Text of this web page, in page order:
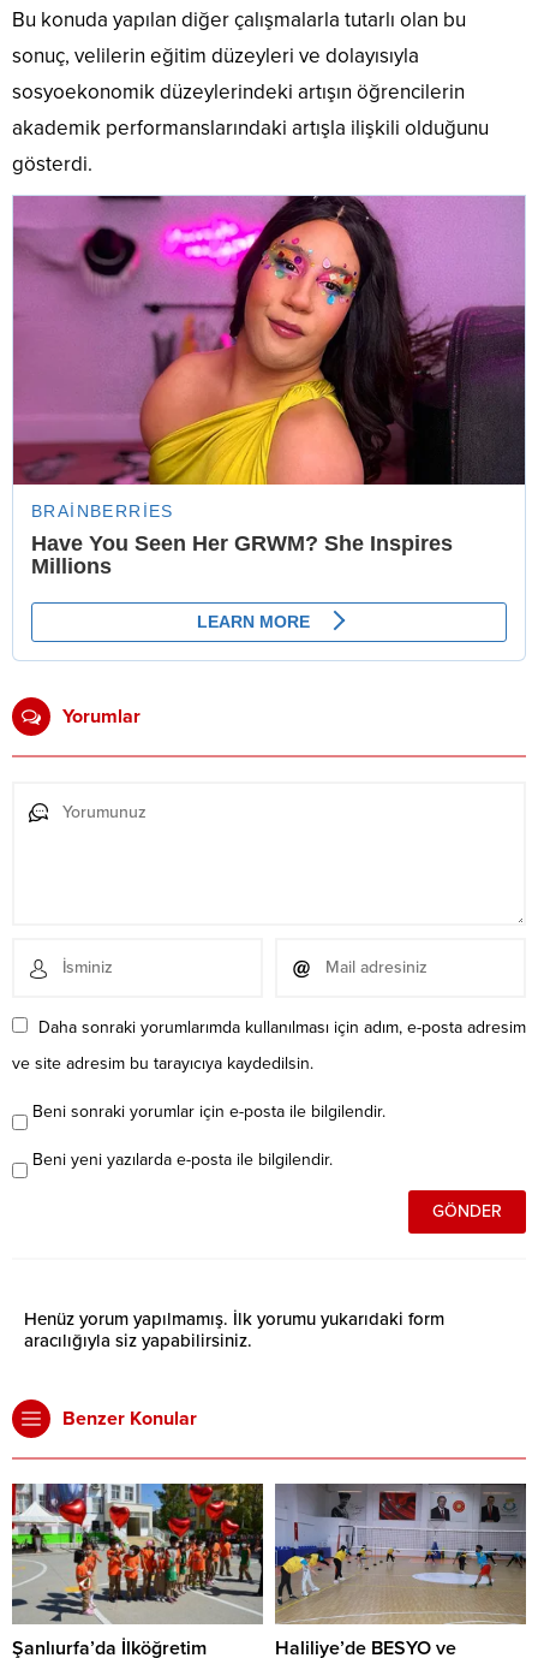
Bu konuda yapılan diğer çalışmalarla tutarlı olan bu
sonuç, velilerin eğitim düzeyleri ve dolayısıyla
sosyoekonomik düzeylerindeki artışın öğrencilerin
akademik performanslarındaki artışla ilişkili olduğunu
gösterdi.
Yorumlar
Daha sonraki yorumlarımda kullanılması için adım, e-posta adresim
ve site adresim bu tarayıcıya kaydedilsin.
Beni sonraki yorumlar için e-posta ile bilgilendir.
Beni yeni yazılarda e-posta ile bilgilendir.
Henüz yorum yapılmamış. İlk yorumu yukarıdaki form
aracılığıyla siz yapabilirsiniz.
Benzer Konular
Şanlıurfa’da İlköğretim
Haliliye’de BESYO ve